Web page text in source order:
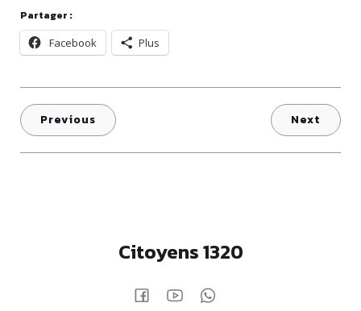
Partager :
Facebook
Plus
Previous Next
Citoyens 1320